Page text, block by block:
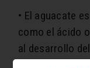
• El aguacate
como el ácido
al desarrollo